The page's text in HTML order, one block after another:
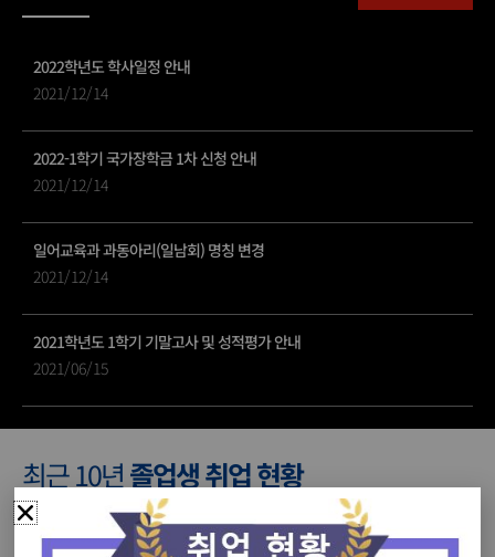
2022학년도 학사일정 안내
2021/12/14
2022-1학기 국가장학금 1차 신청 안내
2021/12/14
일어교육과 과동아리(일남회) 명칭 변경
2021/12/14
2021학년도 1학기 기말고사 및 성적평가 안내
2021/06/15
최근 10년졸업생 취업 현황